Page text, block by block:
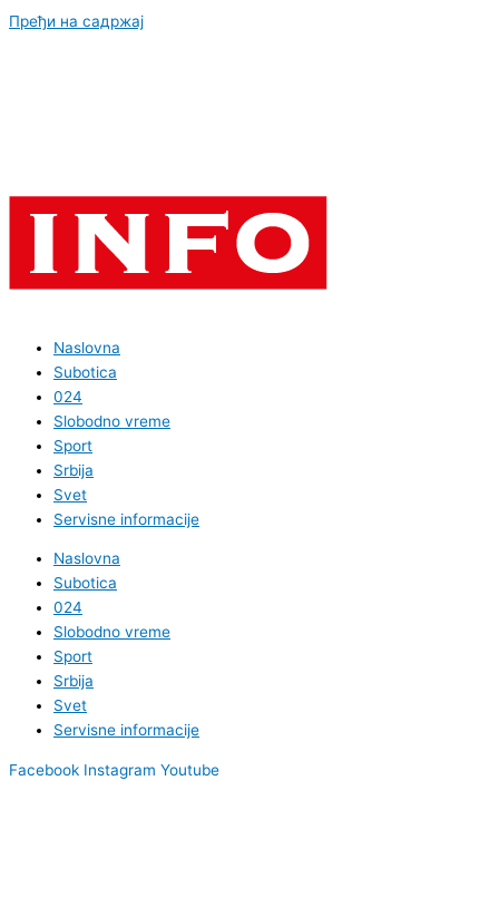
Пређи на садржај
Naslovna
Subotica
024
Slobodno vreme
Sport
Srbija
Svet
Servisne informacije
Naslovna
Subotica
024
Slobodno vreme
Sport
Srbija
Svet
Servisne informacije
Facebook Instagram Youtube